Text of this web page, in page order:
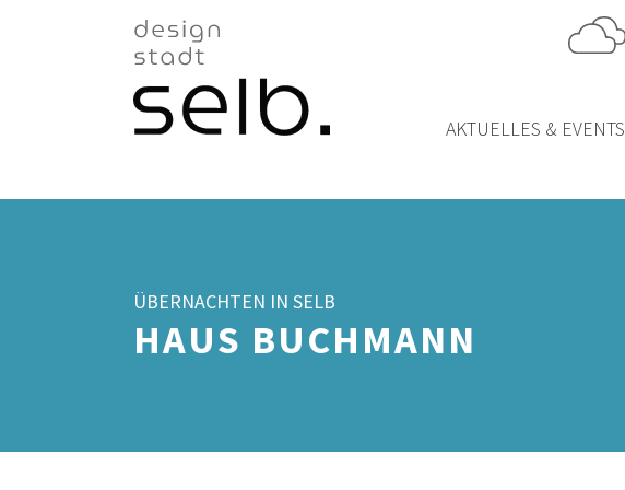
AKTUELLES & EVENTS
ÜBERNACHTEN IN SELB
HAUS BUCHMANN